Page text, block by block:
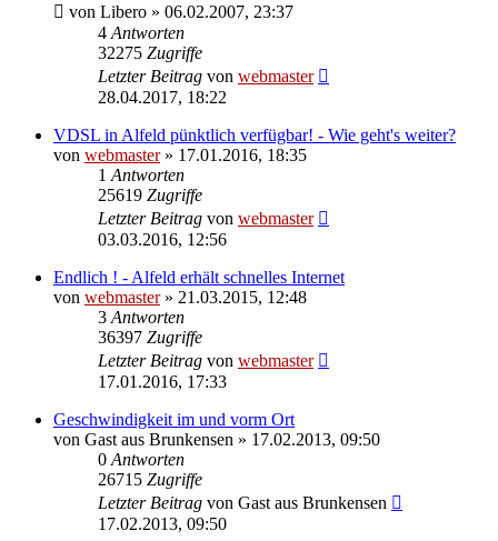
von Libero » 06.02.2007, 23:37
4 Antworten
32275 Zugriffe
Letzter Beitrag von webmaster
28.04.2017, 18:22
VDSL in Alfeld pünktlich verfügbar! - Wie geht's weiter?
von webmaster» 17.01.2016, 18:35
1 Antworten
25619 Zugriffe
Letzter Beitrag von webmaster
03.03.2016, 12:56
Endlich ! - Alfeld erhält schnelles Internet
von webmaster» 21.03.2015, 12:48
3 Antworten
36397 Zugriffe
Letzter Beitrag von webmaster
17.01.2016, 17:33
Geschwindigkeit im und vorm Ort
von Gast aus Brunkensen » 17.02.2013, 09:50
0 Antworten
26715 Zugriffe
Letzter Beitrag von Gast aus Brunkensen
17.02.2013, 09:50